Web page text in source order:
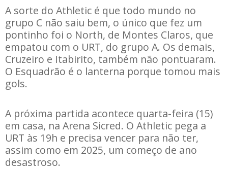
A sorte do Athletic é que todo mundo no
grupo C não saiu bem, o único que fez um
pontinho foi o North, de Montes Claros, que
empatou com o URT, do grupo A. Os demais,
Cruzeiro e Itabirito, também não pontuaram.
O Esquadrão é o lanterna porque tomou mais
gols.
A próxima partida acontece quarta-feira (15)
em casa, na Arena Sicred. O Athletic pega a
URT às 19h e precisa vencer para não ter,
assim como em 2025, um começo de ano
desastroso.